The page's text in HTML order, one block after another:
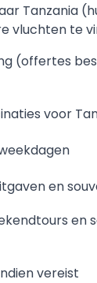
Tanzania
vluchten te
(offertes
voor
en
en
vereist